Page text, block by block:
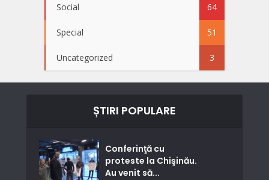
Social 64
Special 51
Uncategorized 3
ȘTIRI POPULARE
Conferinţă cu
proteste la Chişinău.
Au venit să...